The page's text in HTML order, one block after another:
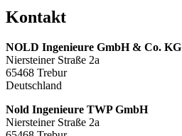
Kontakt
NOLD Ingenieure GmbH & Co. KG
Niersteiner Straße 2a
65468 Trebur
Deutschland
Nold Ingenieure TWP GmbH
Niersteiner Straße 2a